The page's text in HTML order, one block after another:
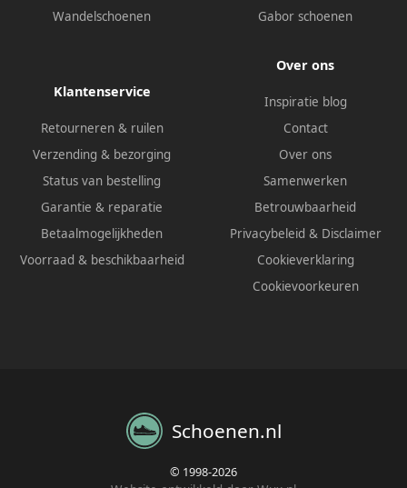
Wandelschoenen
Gabor schoenen
Klantenservice
Retourneren & ruilen
Verzending & bezorging
Status van bestelling
Garantie & reparatie
Betaalmogelijkheden
Voorraad & beschikbaarheid
Over ons
Inspiratie blog
Contact
Over ons
Samenwerken
Betrouwbaarheid
Privacybeleid & Disclaimer
Cookieverklaring
Cookievoorkeuren
Schoenen.nl
© 1998-2026